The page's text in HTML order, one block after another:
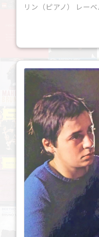
リン（ピアノ） レー